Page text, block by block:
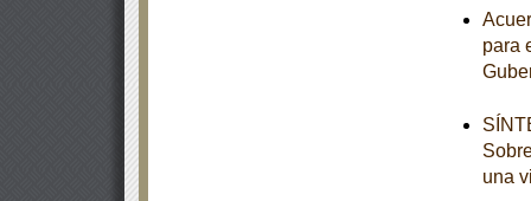
para
una